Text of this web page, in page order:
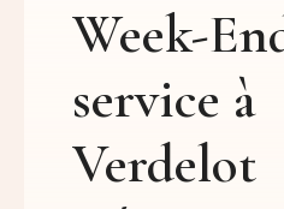
Week-
service à
Verdelot